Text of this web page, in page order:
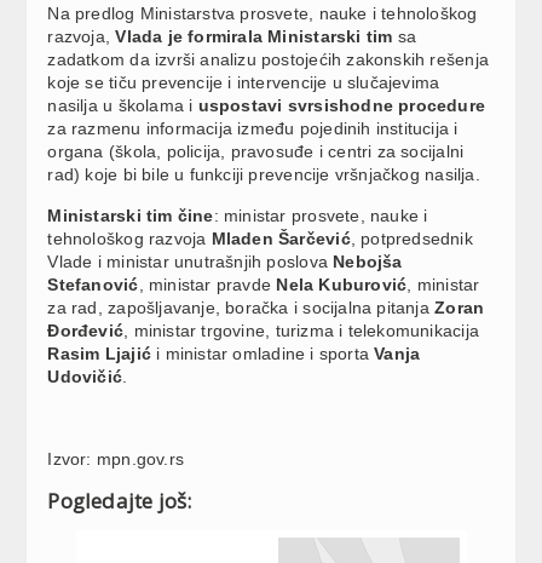
Na predlog Ministarstva prosvete, nauke i tehnološkog
razvoja,Vlada je formirala Ministarski tim sa
zadatkom da izvrši analizu postojećih zakonskih rešenja
koje se tiču prevencije i intervencije u slučajevima
nasilja u školama i uspostavi svrsishodne procedure
za razmenu informacija između pojedinih institucija i
organa (škola, policija, pravosuđe i centri za socijalni
rad) koje bi bile u funkciji prevencije vršnjačkog nasilja.
Ministarski tim čine: ministar prosvete, nauke i
tehnološkog razvoja Mladen Šarčević, potpredsednik
Vlade i ministar unutrašnjih poslova Nebojša
Stefanović , ministar pravde Nela Kuburović , ministar
za rad, zapošljavanje, boračka i socijalna pitanjaZoran
Đorđević , ministar trgovine, turizma i telekomunikacija
Rasim Ljajići ministar omladine i sportaVanja
Udovičić
Izvor: mpn.gov.rs
Pogledajte još: